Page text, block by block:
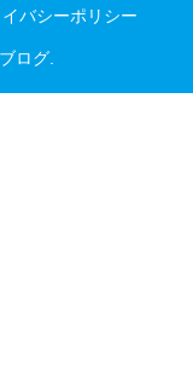
バシーポリシー
ログ.